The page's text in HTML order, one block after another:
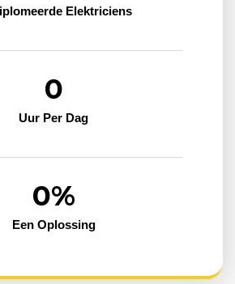
Elektriciens
Uur Per Dag
0
Een Oplossing
0%